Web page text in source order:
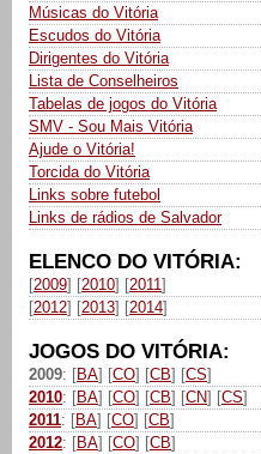
Músicas do Vitória
Escudos do Vitória
Dirigentes do Vitória
Lista de Conselheiros
Tabelas de jogos do Vitória
SMV - Sou Mais Vitória
Ajude o Vitória!
Torcida do Vitória
Links sobre futebol
Links de rádios de Salvador
ELENCO DO VITÓRIA:
[2009] [2010] [2011]
[2012] [2013] [2014]
JOGOS DO VITÓRIA:
2009: [BA] [CO] [CB] [CS]
2010: [BA] [CO] [CB] [CN] [CS]
2011: [BA] [CO] [CB]
2012: [BA] [CO] [CB]